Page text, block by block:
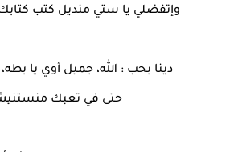
وإتفضلي يا ستي منديل كتب
دينا بحب : الله، جميل أوي يا
حتى في تعبك